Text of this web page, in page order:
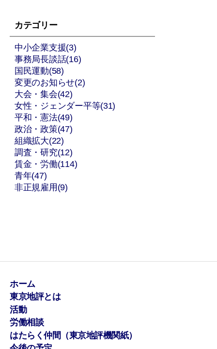
カテゴリー
中小企業支援(3)
事務局長談話(16)
国民運動(58)
変更のお知らせ(2)
大会・集会(42)
女性・ジェンダー平等(31)
平和・憲法(49)
政治・政策(47)
組織拡大(22)
調査・研究(12)
賃金・労働(114)
青年(47)
非正規雇用(9)
ホーム
東京地評とは
活動
労働相談
はたらく仲間（東京地評機関紙）